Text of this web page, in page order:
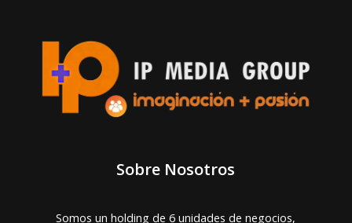
Sobre Nosotros
Somos un holding de 6 unidades de negocios,